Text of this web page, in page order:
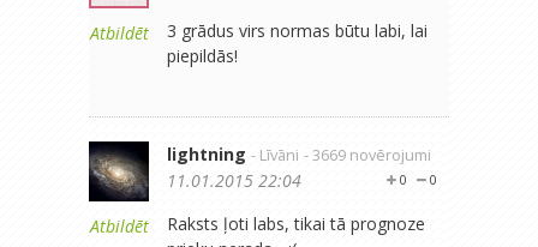
Atbildēt
3 grādus virs normas būtu labi, lai
piepildās!
Atbildēt
lightning - Līvāni - 3669 novērojumi
0
0
11.01.2015 22:04
Raksts ļoti labs, tikai tā prognoze